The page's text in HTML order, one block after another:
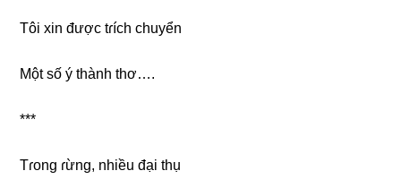
Tôi xin được tɾích chuyển
Một ѕố ý thành thơ….
***
Tɾonɡ ɾừng, nhiều đại thụ